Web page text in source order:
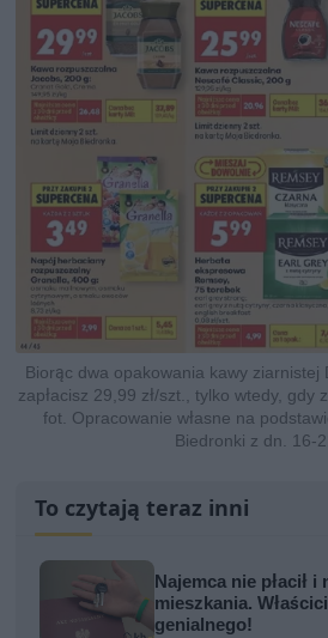
Biorąc dwa opakowania kawy ziarnistej
zapłacisz 29,99 zł/szt., tylko wtedy, gdy
fot. Opracowanie własne na
Biedronki z dn. 16-
To czytają teraz inni
Najemca nie płacił i
mieszkania.
genialnego!